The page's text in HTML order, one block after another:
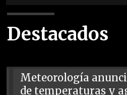
Destacados
Meteorología
de temperaturas y